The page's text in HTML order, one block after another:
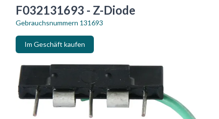
F032131693 - Z-Diode
Gebrauchsnummern 131693
Im Geschäft kaufen